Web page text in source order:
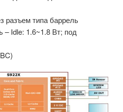
разъем типа баррель
Idle: 1.6~1.8 Вт; под